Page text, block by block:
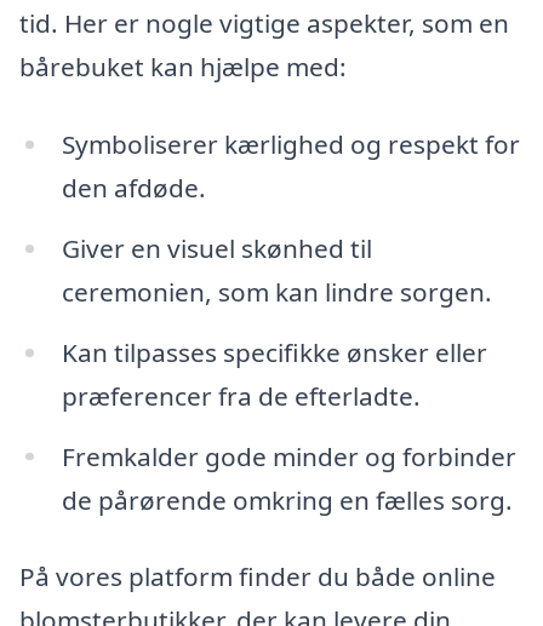
tid. Her er nogle vigtige aspekter, som en
bårebuket kan hjælpe med:
Symboliserer kærlighed og respekt for
den afdøde.
Giver en visuel skønhed til
ceremonien, som kan lindre sorgen.
Kan tilpasses specifikke ønsker eller
præferencer fra de efterladte.
Fremkalder gode minder og forbinder
de pårørende omkring en fælles sorg.
På vores platform finder du både online